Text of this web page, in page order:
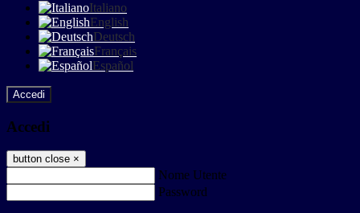
Italiano
English
Deutsch
Français
Español
Accedi
Accedi
button close ×
Nome Utente
Password